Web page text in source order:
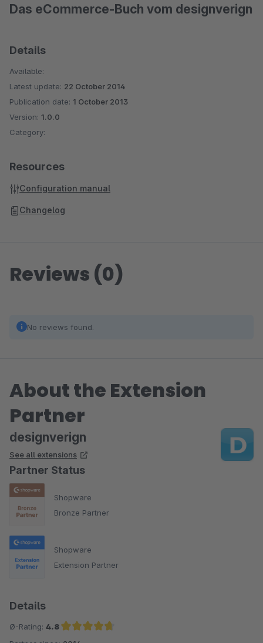
Das eCommerce-Buch vom designverign
Details
Available:
Latest update: 22 October 2014
Publication date: 1 October 2013
Version: 1.0.0
Category:
Resources
Configuration manual
Changelog
Reviews (0)
No reviews found.
About the Extension
Partner
designverign
See all extensions
Partner Status
Shopware
Bronze Partner
Shopware
Extension Partner
Details
Ø-Rating: 4.8